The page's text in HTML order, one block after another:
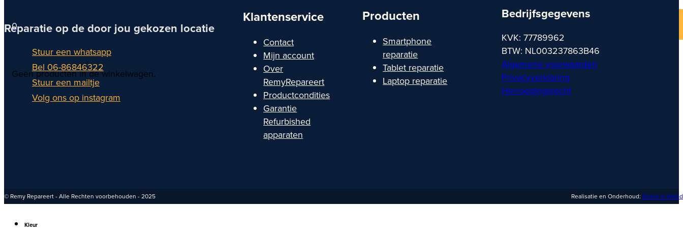
0
Geen producten in de winkelwagen.
Reparatie op de door jou gekozen locatie
Stuur een whatsapp
Bel 06-86846322
Stuur een mailtje
Volg ons op instagram
Klantenservice
Contact
Mijn account
Over
RemyRepareert
Productcondities
Garantie
Refurbished
apparaten
Producten
Smartphone
reparatie
Tablet reparatie
Laptop reparatie
Bedrijfsgegevens
KVK: 77789962
BTW: NL003237863B46
Algemene voorwaarden
Privacyverklaring
Herroepingsrecht
© Remy Repareert - Alle Rechten voorbehouden - 2025 Realisatie en Onderhoud: Brand in
Kleur